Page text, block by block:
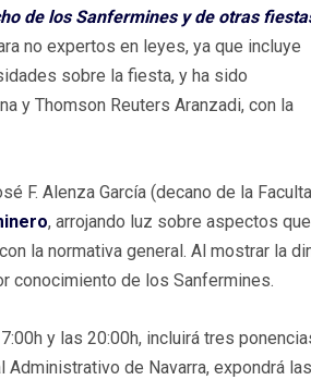
de los Sanfermines y de otras
no expertos en leyes, ya que incluye
sobre la fiesta, y ha sido
y Thomson Reuters Aranzadi, con la
F. Alenza García (decano de la
, arrojando luz sobre aspectos
la normativa general. Al mostrar la
conocimiento de los Sanfermines.
y las 20:00h, incluirá tres
Administrativo de Navarra, expondrá